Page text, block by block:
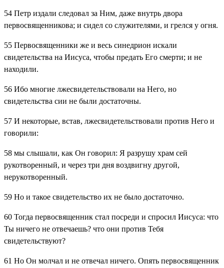
54 Петр издали следовал за Ним, даже внутрь двора
первосвященникова; и сидел со служителями, и грелся у огня.
55 Первосвященники же и весь синедрион искали
свидетельства на Иисуса, чтобы предать Его смерти; и не
находили.
56 Ибо многие лжесвидетельствовали на Него, но
свидетельства сии не были достаточны.
57 И некоторые, встав, лжесвидетельствовали против Него и
говорили:
58 мы слышали, как Он говорил: Я разрушу храм сей
рукотворенный, и через три дня воздвигну другой,
нерукотворенный.
59 Но и такое свидетельство их не было достаточно.
60 Тогда первосвященник стал посреди и спросил Иисуса: что
Ты ничего не отвечаешь? что они против Тебя
свидетельствуют?
61 Но Он молчал и не отвечал ничего. Опять первосвященник